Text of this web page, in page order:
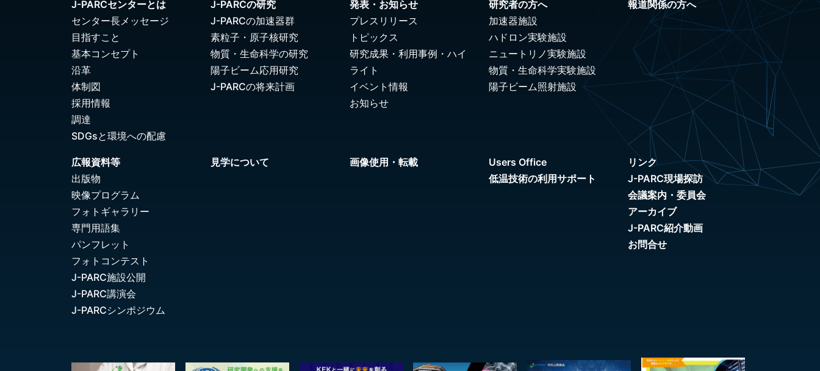
J-PARCセンターとは
センター長メッセージ
目指すこと
基本コンセプト
沿革
体制図
採用情報
調達
SDGsと環境への配慮
J-PARCの研究
J-PARCの加速器群
素粒子・原子核研究
物質・生命科学の研究
陽子ビーム応用研究
J-PARCの将来計画
発表・お知らせ
プレスリリース
トピックス
研究成果・利用事例・ハイ
ライト
イベント情報
お知らせ
研究者の方へ
加速器施設
ハドロン実験施設
ニュートリノ実験施設
物質・生命科学実験施設
陽子ビーム照射施設
報道関係の方へ
広報資料等
出版物
映像プログラム
フォトギャラリー
専門用語集
パンフレット
フォトコンテスト
J-PARC施設公開
J-PARC講演会
J-PARCシンポジウム
見学について 画像使用・転載
Users Office
低温技術の利用サポート
リンク
J-PARC現場探訪
会議案内・委員会
アーカイブ
J-PARC紹介動画
お問合せ